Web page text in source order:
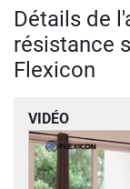
Détails de
résistance
Flexicon
VIDÉO